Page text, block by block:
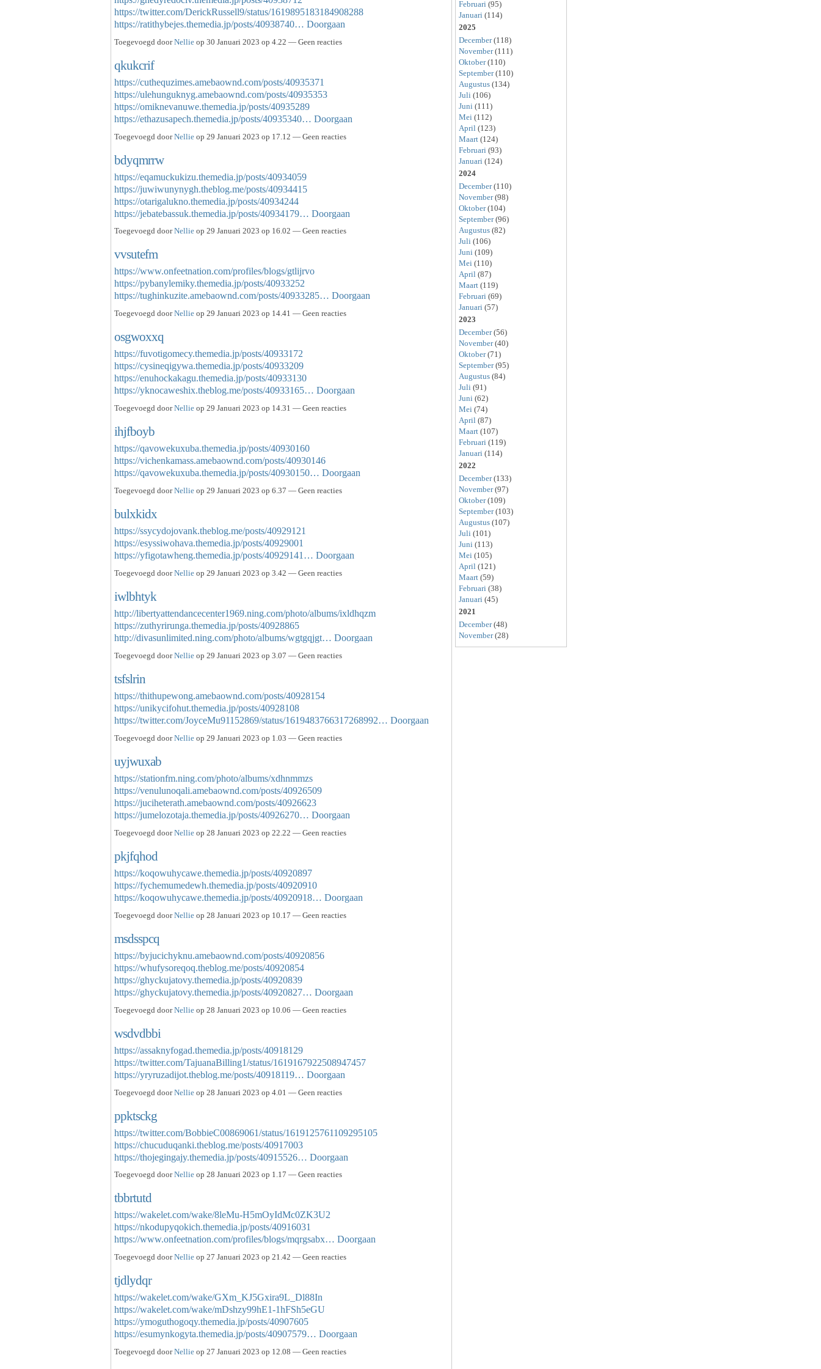
https://twitter.com/DerickRussell9/status/1619895183184908288
https://ratithybejes.themedia.jp/posts/40938740… Doorgaan
Toegevoegd doorNellie op 30 Januari 2023 op 4.22 — Geen reacties
qkukcrif
https://cuthequzimes.amebaownd.com/posts/40935371
https://ulehunguknyg.amebaownd.com/posts/40935353
https://omiknevanuwe.themedia.jp/posts/40935289
https://ethazusapech.themedia.jp/posts/40935340… Doorgaan
Toegevoegd doorNellie op 29 Januari 2023 op 17.12 — Geen reacties
bdyqmrrw
https://eqamuckukizu.themedia.jp/posts/40934059
https://juwiwunynygh.theblog.me/posts/40934415
https://otarigalukno.themedia.jp/posts/40934244
https://jebatebassuk.themedia.jp/posts/40934179… Doorgaan
Toegevoegd doorNellie op 29 Januari 2023 op 16.02 — Geen reacties
vvsutefm
https://www.onfeetnation.com/profiles/blogs/gtlijrvo
https://pybanylemiky.themedia.jp/posts/40933252
https://tughinkuzite.amebaownd.com/posts/40933285… Doorgaan
Toegevoegd doorNellie op 29 Januari 2023 op 14.41 — Geen reacties
osgwoxxq
https://fuvotigomecy.themedia.jp/posts/40933172
https://cysineqigywa.themedia.jp/posts/40933209
https://enuhockakagu.themedia.jp/posts/40933130
https://yknocaweshix.theblog.me/posts/40933165… Doorgaan
Toegevoegd doorNellie op 29 Januari 2023 op 14.31 — Geen reacties
ihjfboyb
https://qavowekuxuba.themedia.jp/posts/40930160
https://vichenkamass.amebaownd.com/posts/40930146
https://qavowekuxuba.themedia.jp/posts/40930150… Doorgaan
Toegevoegd doorNellie op 29 Januari 2023 op 6.37 — Geen reacties
bulxkidx
https://ssycydojovank.theblog.me/posts/40929121
https://esyssiwohava.themedia.jp/posts/40929001
https://yfigotawheng.themedia.jp/posts/40929141… Doorgaan
Toegevoegd doorNellie op 29 Januari 2023 op 3.42 — Geen reacties
iwlbhtyk
http://libertyattendancecenter1969.ning.com/photo/albums/ixldhqzm
https://zuthyrirunga.themedia.jp/posts/40928865
http://divasunlimited.ning.com/photo/albums/wgtgqjgt… Doorgaan
Toegevoegd doorNellie op 29 Januari 2023 op 3.07 — Geen reacties
tsfslrin
https://thithupewong.amebaownd.com/posts/40928154
https://unikycifohut.themedia.jp/posts/40928108
https://twitter.com/JoyceMu91152869/status/1619483766317268992… Doorgaan
Toegevoegd doorNellie op 29 Januari 2023 op 1.03 — Geen reacties
uyjwuxab
https://stationfm.ning.com/photo/albums/xdhnmmzs
https://venulunoqali.amebaownd.com/posts/40926509
https://juciheterath.amebaownd.com/posts/40926623
https://jumelozotaja.themedia.jp/posts/40926270… Doorgaan
Toegevoegd doorNellie op 28 Januari 2023 op 22.22 — Geen reacties
pkjfqhod
https://koqowuhycawe.themedia.jp/posts/40920897
https://fychemumedewh.themedia.jp/posts/40920910
https://koqowuhycawe.themedia.jp/posts/40920918… Doorgaan
Toegevoegd doorNellie op 28 Januari 2023 op 10.17 — Geen reacties
msdsspcq
https://byjucichyknu.amebaownd.com/posts/40920856
https://whufysoreqoq.theblog.me/posts/40920854
https://ghyckujatovy.themedia.jp/posts/40920839
https://ghyckujatovy.themedia.jp/posts/40920827… Doorgaan
Toegevoegd doorNellie op 28 Januari 2023 op 10.06 — Geen reacties
wsdvdbbi
https://assaknyfogad.themedia.jp/posts/40918129
https://twitter.com/TajuanaBilling1/status/1619167922508947457
https://yryruzadijot.theblog.me/posts/40918119… Doorgaan
Toegevoegd doorNellie op 28 Januari 2023 op 4.01 — Geen reacties
ppktsckg
https://twitter.com/BobbieC00869061/status/1619125761109295105
https://chucuduqanki.theblog.me/posts/40917003
https://thojegingajy.themedia.jp/posts/40915526… Doorgaan
Toegevoegd doorNellie op 28 Januari 2023 op 1.17 — Geen reacties
tbbrtutd
https://wakelet.com/wake/8leMu-H5mOyIdMc0ZK3U2
https://nkodupyqokich.themedia.jp/posts/40916031
https://www.onfeetnation.com/profiles/blogs/mqrgsabx… Doorgaan
Toegevoegd doorNellie op 27 Januari 2023 op 21.42 — Geen reacties
tjdlydqr
https://wakelet.com/wake/GXm_KJ5Gxira9L_Dl88In
https://wakelet.com/wake/mDshzy99hE1-1hFSh5eGU
https://ymoguthogoqy.themedia.jp/posts/40907605
https://esumynkogyta.themedia.jp/posts/40907579… Doorgaan
Toegevoegd doorNellie op 27 Januari 2023 op 12.08 — Geen reacties
Februari (95)
Januari (114)
2025
December(118)
November(111)
Oktober(110)
September(110)
Augustus (134)
Juli (106)
Juni (111)
Mei (112)
April (123)
Maart (124)
Februari (93)
Januari (124)
2024
December(110)
November(98)
Oktober(104)
September(96)
Augustus (82)
Juli (106)
Juni (109)
Mei (110)
April (87)
Maart (119)
Februari (69)
Januari (57)
2023
December(56)
November(40)
Oktober(71)
September(95)
Augustus (84)
Juli (91)
Juni (62)
Mei (74)
April (87)
Maart (107)
Februari (119)
Januari (114)
2022
December(133)
November(97)
Oktober(109)
September(103)
Augustus (107)
Juli (101)
Juni (113)
Mei (105)
April (121)
Maart (59)
Februari (38)
Januari (45)
2021
December(48)
November(28)